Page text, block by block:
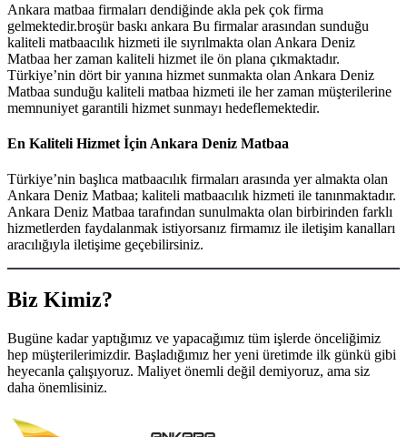
Ankara matbaa firmaları dendiğinde akla pek çok firma
gelmektedir.broşür baskı ankara Bu firmalar arasından sunduğu
kaliteli matbaacılık hizmeti ile sıyrılmakta olan Ankara Deniz
Matbaa her zaman kaliteli hizmet ile ön plana çıkmaktadır.
Türkiye’nin dört bir yanına hizmet sunmakta olan Ankara Deniz
Matbaa sunduğu kaliteli matbaa hizmeti ile her zaman müşterilerine
memnuniyet garantili hizmet sunmayı hedeflemektedir.
En Kaliteli Hizmet İçin Ankara Deniz Matbaa
Türkiye’nin başlıca matbaacılık firmaları arasında yer almakta olan
Ankara Deniz Matbaa; kaliteli matbaacılık hizmeti ile tanınmaktadır.
Ankara Deniz Matbaa tarafından sunulmakta olan birbirinden farklı
hizmetlerden faydalanmak istiyorsanız firmamız ile iletişim kanalları
aracılığıyla iletişime geçebilirsiniz.
Biz Kimiz?
Bugüne kadar yaptığımız ve yapacağımız tüm işlerde önceliğimiz
hep müşterilerimizdir. Başladığımız her yeni üretimde ilk günkü gibi
heyecanla çalışıyoruz. Maliyet önemli değil demiyoruz, ama siz
daha önemlisiniz.